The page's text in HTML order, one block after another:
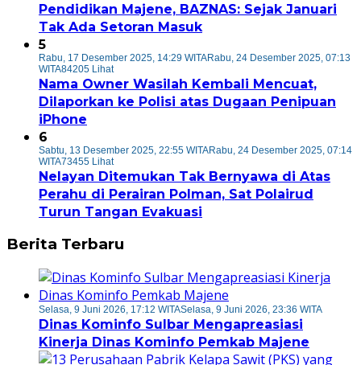
Pendidikan Majene, BAZNAS: Sejak Januari
Tak Ada Setoran Masuk
5
Rabu, 17 Desember 2025, 14:29 WITARabu, 24 Desember 2025, 07:13
WITA84205 Lihat
Nama Owner Wasilah Kembali Mencuat,
Dilaporkan ke Polisi atas Dugaan Penipuan
iPhone
6
Sabtu, 13 Desember 2025, 22:55 WITARabu, 24 Desember 2025, 07:14
WITA73455 Lihat
Nelayan Ditemukan Tak Bernyawa di Atas
Perahu di Perairan Polman, Sat Polairud
Turun Tangan Evakuasi
Berita Terbaru
Selasa, 9 Juni 2026, 17:12 WITASelasa, 9 Juni 2026, 23:36 WITA
Dinas Kominfo Sulbar Mengapreasiasi
Kinerja Dinas Kominfo Pemkab Majene